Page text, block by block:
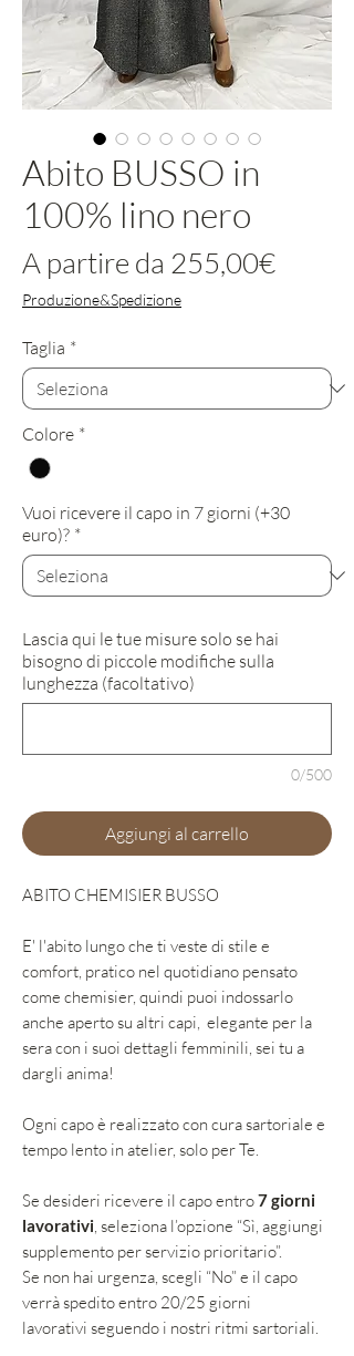
Abito BUSSO in
100% lino nero
A partire da 255,00€Prezzo
Produzione&Spedizione
Taglia *
Colore *
Vuoi ricevere il capo in 7 giorni (+30
euro)? *
Lascia qui le tue misure solo se hai
bisogno di piccole modifiche sulla
lunghezza (facoltativo)
0/500
Aggiungi al carrello
ABITO CHEMISIER BUSSO
E' l'abito lungo che ti veste di stile e
comfort, pratico nel quotidiano pensato
come chemisier, quindi puoi indossarlo
anche aperto su altri capi, elegante per la
sera con i suoi dettagli femminili, sei tu a
dargli anima!
Ogni capo è realizzato con cura sartoriale e
tempo lento in atelier, solo per Te.
Se desideri ricevere il capo entro7 giorni
lavorativi , seleziona l’opzione “Sì, aggiungi
supplemento per servizio prioritario”.
Se non hai urgenza, scegli “No” e il capo
verrà spedito entro 20/25 giorni
lavorativi seguendo i nostri ritmi sartoriali.